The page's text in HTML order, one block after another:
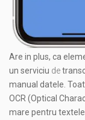
Are in plus, ca
un serviciu de
manual datele.
OCR (Optical
mare pentru